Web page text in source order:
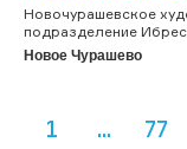
Новочурашевское
подразделение
Новое Чурашево
1 ... 77